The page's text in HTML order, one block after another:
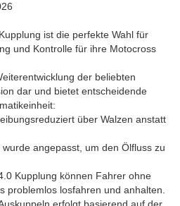
ist die perfekte Wahl für
und Kontrolle für ihre Motocross
der beliebten
dar und bietet entscheidende
über Walzen anstatt
angepasst, um den Ölfluss zu
Kupplung können Fahrer ohne
problemlos losfahren und anhalten.